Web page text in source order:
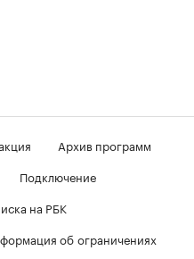
Архив программ
Подключение
на РБК
об ограничениях